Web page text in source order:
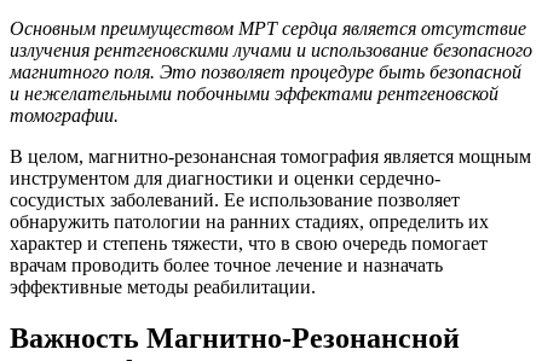
Основным преимуществом МРТ сердца является отсутствие
излучения рентгеновскими лучами и использование безопасного
магнитного поля. Это позволяет процедуре быть безопасной
и нежелательными побочными эффектами рентгеновской
томографии.
В целом, магнитно-резонансная томография является мощным
инструментом для диагностики и оценки сердечно-
сосудистых заболеваний. Ее использование позволяет
обнаружить патологии на ранних стадиях, определить их
характер и степень тяжести, что в свою очередь помогает
врачам проводить более точное лечение и назначать
эффективные методы реабилитации.
Важность Магнитно-Резонансной